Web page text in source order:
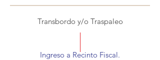
Transbordo y/o Traspaleo
Ingreso a Recinto Fiscal.